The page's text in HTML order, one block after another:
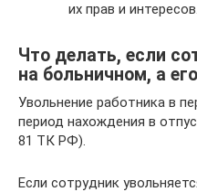
их прав и интересов.
Что делать, если
на больничном, а
Увольнение работника в
период нахождения в
81 ТК РФ).
Если сотрудник